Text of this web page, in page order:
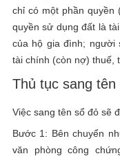
chỉ có một phần quyền
quyền sử dụng đất là
của hộ gia đình; người
tài chính (còn nợ) thuế,
Thủ tục sang
Việc sang tên sổ đỏ sẽ
Bước 1: Bên chuyển
văn phòng công